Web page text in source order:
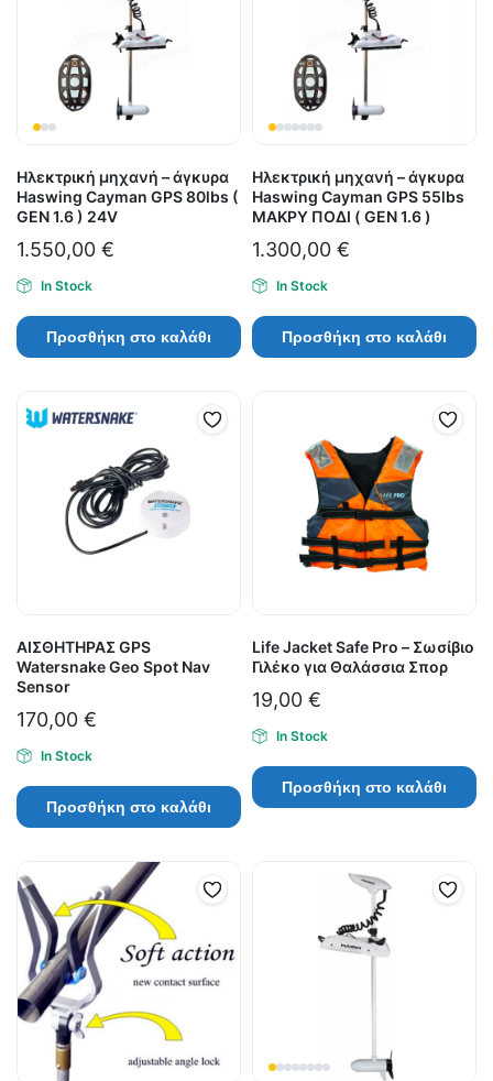
Ηλεκτρική μηχανή – άγκυρα
Haswing Cayman GPS 80lbs (
GEN 1.6 ) 24V
1.550,00 €
In Stock
Προσθήκη στο καλάθι
Ηλεκτρική μηχανή – άγκυρα
Haswing Cayman GPS 55lbs
ΜΑΚΡΥ ΠΟΔΙ ( GEN 1.6 )
1.300,00 €
In Stock
Προσθήκη στο καλάθι
ΑΙΣΘΗΤΗΡΑΣ GPS
Watersnake Geo Spot Nav
Sensor
170,00 €
In Stock
Προσθήκη στο καλάθι
Life Jacket Safe Pro – Σωσίβιο
Γιλέκο για Θαλάσσια Σπορ
19,00 €
In Stock
Προσθήκη στο καλάθι